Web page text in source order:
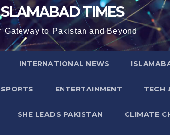
TIMES
Gateway to Pakistan and Beyond
INTERNATIONAL NEWS
SPORTS ENTERTAINMENT TECH
SHE LEADS PAKISTAN CLIMATE